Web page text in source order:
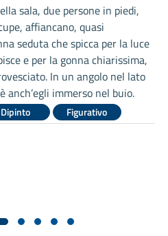
sala, due persone in piedi,
affiancano, quasi
seduta che spicca per la luce
e per la gonna chiarissima,
In un angolo nel lato
immerso nel buio.
Dipinto Figurativo